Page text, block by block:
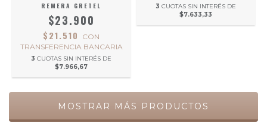
REMERA GRETEL
$23.900
$21.510
CON
TRANSFERENCIA BANCARIA
3 CUOTAS SIN INTERÉS DE
$7.966,67
3 CUOTAS SIN INTERÉS DE
$7.633,33
MOSTRAR MÁS PRODUCTOS